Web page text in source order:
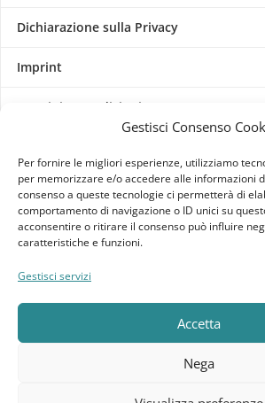
Gestisci Consenso
Per fornire le migliori esperienze, utilizziamo
per memorizzare e/o accedere alle informazioni
consenso a queste tecnologie ci permetterà di
comportamento di navigazione o ID unici su
acconsentire o ritirare il consenso può influire
caratteristiche e funzioni.
Gestisci servizi
Accetta
Nega
Dichiarazione sulla Privacy
Imprint
Termini e Condizioni
Pagine Dedicate
Raffrescatori Evaporativi Industriali
CLIENTE
Bacheca cliente